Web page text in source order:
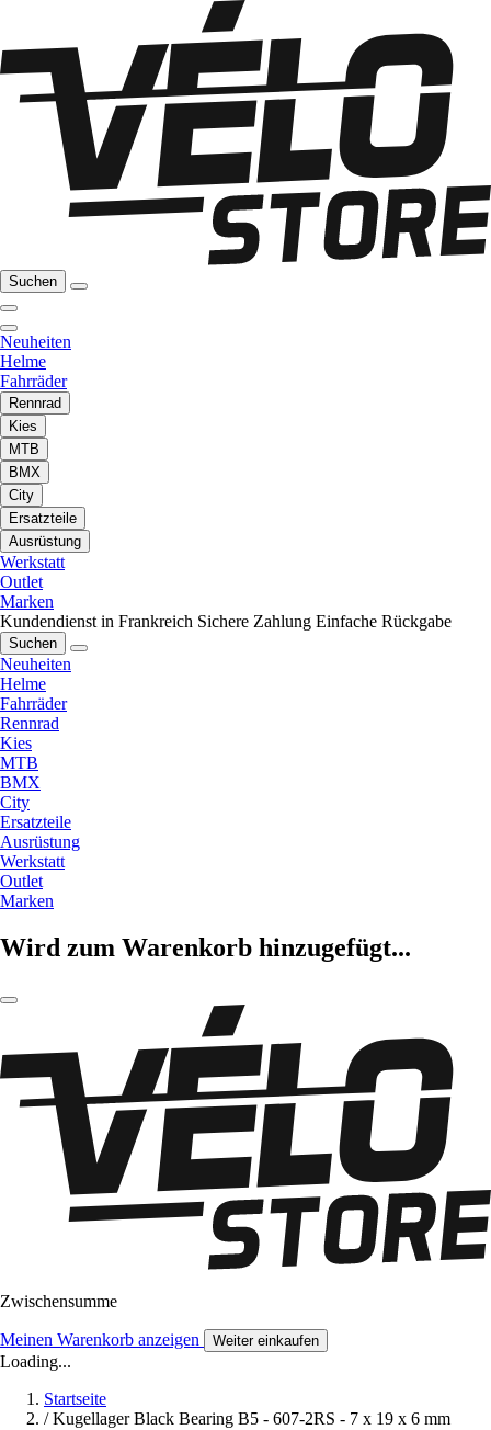
Suchen
Neuheiten
Helme
Fahrräder
Rennrad
Kies
MTB
BMX
City
Ersatzteile
Ausrüstung
Werkstatt
Outlet
Marken
Kundendienst in Frankreich Sichere Zahlung Einfache Rückgabe
Suchen
Neuheiten
Helme
Fahrräder
Rennrad
Kies
MTB
BMX
City
Ersatzteile
Ausrüstung
Werkstatt
Outlet
Marken
Wird zum Warenkorb hinzugefügt...
Zwischensumme
Meinen Warenkorb anzeigen Weiter einkaufen
Loading...
Startseite
/ Kugellager Black Bearing B5 - 607-2RS - 7 x 19 x 6 mm